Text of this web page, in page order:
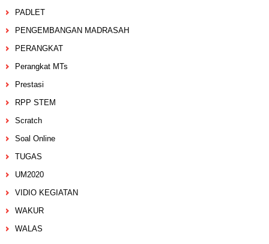
PADLET
PENGEMBANGAN MADRASAH
PERANGKAT
Perangkat MTs
Prestasi
RPP STEM
Scratch
Soal Online
TUGAS
UM2020
VIDIO KEGIATAN
WAKUR
WALAS